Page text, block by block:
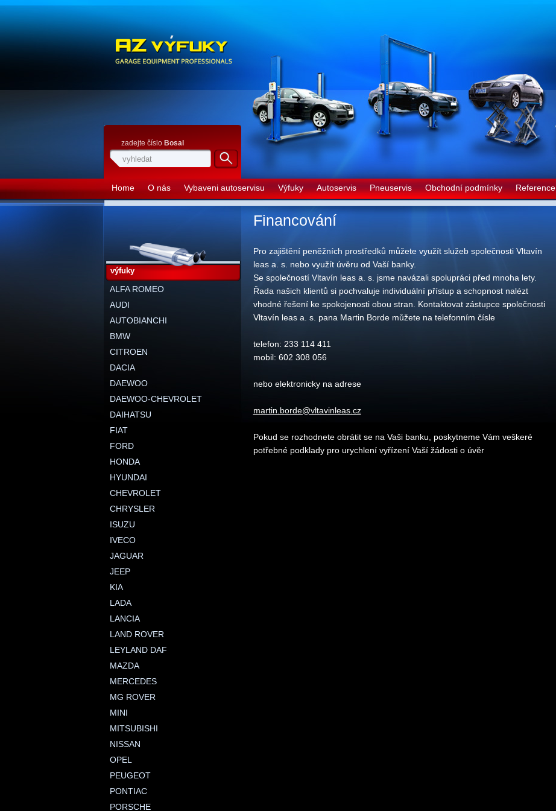
Home O nás Vybaveni autoservisu Výfuky Autoservis Pneuservis Obchodní podmínky Reference
zadejte číslo Bosal
Financování
Pro zajištění peněžních prostředků můžete využít služeb společnosti Vltavín
leas a. s. nebo využít úvěru od Vaší banky.
Se společností Vltavín leas a. s. jsme navázali spolupráci před mnoha lety.
Řada našich klientů si pochvaluje individuální přístup a schopnost nalézt
vhodné řešení ke spokojenosti obou stran. Kontaktovat zástupce společnosti
Vltavín leas a. s. pana Martin Borde můžete na telefonním čísle
telefon: 233 114 411
mobil: 602 308 056
nebo elektronicky na adrese
martin.borde@vltavinleas.cz
Pokud se rozhodnete obrátit se na Vaši banku, poskytneme Vám veškeré
potřebné podklady pro urychlení vyřízení Vaší žádosti o úvěr
výfuky
ALFA ROMEO
AUDI
AUTOBIANCHI
BMW
CITROEN
DACIA
DAEWOO
DAEWOO-CHEVROLET
DAIHATSU
FIAT
FORD
HONDA
HYUNDAI
CHEVROLET
CHRYSLER
ISUZU
IVECO
JAGUAR
JEEP
KIA
LADA
LANCIA
LAND ROVER
LEYLAND DAF
MAZDA
MERCEDES
MG ROVER
MINI
MITSUBISHI
NISSAN
OPEL
PEUGEOT
PONTIAC
PORSCHE